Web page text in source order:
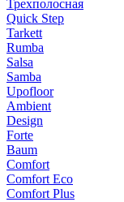
Трехполосная
Quick Step
Tarkett
Rumba
Salsa
Samba
Upofloor
Ambient
Design
Forte
Baum
Comfort
Comfort Eco
Comfort Plus